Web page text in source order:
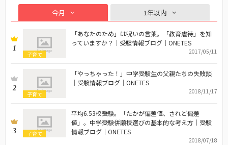
今月 1年以内
1
子育て
「あなたのため」は呪いの言葉。「教育虐待」を知
っていますか？｜受験情報ブログ｜ONETES
2017/05/11
2
子育て
「やっちゃった！」中学受験生の父親たちの失敗談
｜受験情報ブログ｜ONETES
2018/11/17
3 子育て
平均6.53校受験。「たかが偏差値、されど偏差
値」。中学受験併願校選びの基本的な考え方｜受験
情報ブログ｜ONETES
2018/07/18